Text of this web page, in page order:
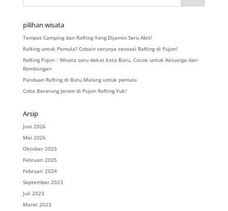
pilihan wisata
Tempat Camping dan Rafting Yang Dijamin Seru Abis!
Rafting untuk Pemula? Cobain serunya sensasi Rafting di Pujon!
Rafting Pujon : Wisata seru dekat kota Batu, Cocok untuk Keluarga dan
Rombongan
Panduan Rafting di Batu Malang untuk pemula
Coba Berarung Jeram di Pujon Rafting Yuk!
Arsip
Juni 2026
Mei 2026
Oktober 2025
Februari 2025
Februari 2024
September 2023
Juli 2023
Maret 2023